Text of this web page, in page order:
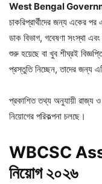
West Bengal
চাকরিপ্রার্থীদের জন্য একের
ডাক বিভাগ, গবেষণা সংস্থা
শুরু হয়েছে বা খুব শীঘ্রই
প্রস্তুতি নিচ্ছেন, তাদের জন্য
প্রকাশিত তথ্য অনুযায়ী রাজ্য ও
নিয়োগের পরিকল্পনা চলছে।
WBCSC
নিয়োগ২০২৬